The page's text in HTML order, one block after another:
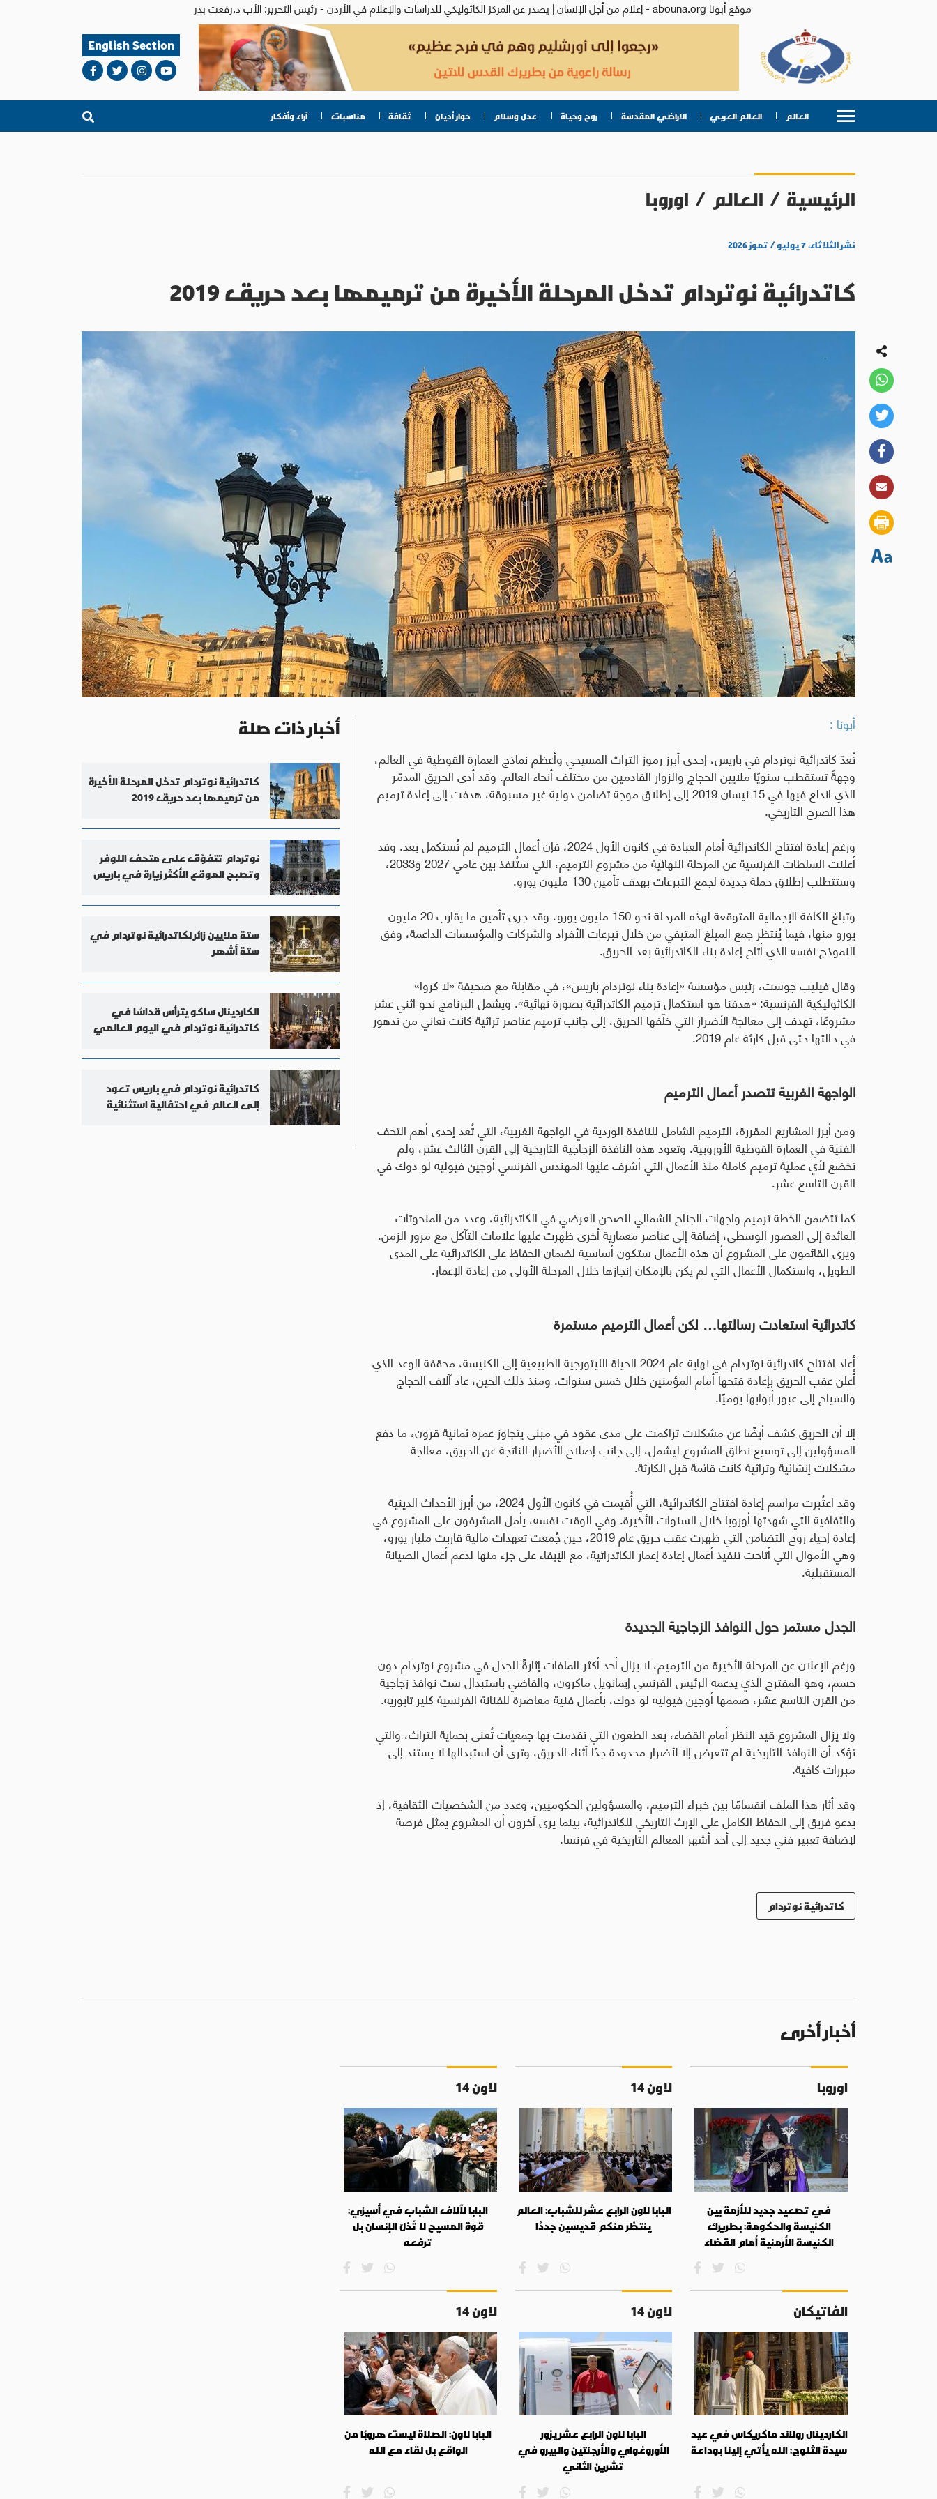
موقع أبونا abouna.org - إعلام من أجل الإنسان | يصدر عن المركز الكاثوليكي للدراسات والإعلام في الأردن - رئيس التحرير: الأب د.رفعت بدر
English Section
العالم العالم العربي الاراضي المقدسة روح وحياة عدل وسلام حوار أديان ثقافة مناسبات آراء وأفكار
الرئيسية / العالم / اوروبا
نشر الثلاثاء، ٧ يوليو / تموز ٢٠٢٦
كاتدرائية نوتردام تدخل المرحلة الأخيرة من ترميمها بعد حريق 2019
أبونا :
تُعدّ كاتدرائية نوتردام في باريس، إحدى أبرز رموز التراث المسيحي وأعظم نماذج العمارة القوطية في العالم،
وجهةً تستقطب سنويًا ملايين الحجاج والزوار القادمين من مختلف أنحاء العالم. وقد أدى الحريق المدمّر
الذي اندلع فيها في 15 نيسان 2019 إلى إطلاق موجة تضامن دولية غير مسبوقة، هدفت إلى إعادة ترميم
هذا الصرح التاريخي.
ورغم إعادة افتتاح الكاتدرائية أمام العبادة في كانون الأول 2024، فإن أعمال الترميم لم تُستكمل بعد. وقد
أعلنت السلطات الفرنسية عن المرحلة النهائية من مشروع الترميم، التي ستُنفذ بين عامي 2027 و2033،
وستتطلب إطلاق حملة جديدة لجمع التبرعات بهدف تأمين 130 مليون يورو
.
وتبلغ الكلفة الإجمالية المتوقعة لهذه المرحلة نحو 150 مليون يورو، وقد جرى تأمين ما يقارب 20 مليون
يورو منها، فيما يُنتظر جمع المبلغ المتبقي من خلال تبرعات الأفراد والشركات والمؤسسات الداعمة، وفق
النموذج نفسه الذي أتاح إعادة بناء الكاتدرائية بعد الحريق.
وقال فيليب جوست، رئيس مؤسسة «إعادة بناء نوتردام باريس»، في مقابلة مع صحيفة «لا كروا»
الكاثوليكية الفرنسية: «هدفنا هو استكمال ترميم الكاتدرائية بصورة نهائية». ويشمل البرنامج نحو اثني عشر
مشروعًا، تهدف إلى معالجة الأضرار التي خلّفها الحريق، إلى جانب ترميم عناصر تراثية كانت تعاني من تدهور
في حالتها حتى قبل كارثة عام 2019 .
الواجهة الغربية تتصدر أعمال الترميم
ومن أبرز المشاريع المقررة، الترميم الشامل للنافذة الوردية في الواجهة الغربية، التي تُعد إحدى أهم التحف
الفنية في العمارة القوطية الأوروبية. وتعود هذه النافذة الزجاجية التاريخية إلى القرن الثالث عشر، ولم
تخضع لأي عملية ترميم كاملة منذ الأعمال التي أشرف عليها المهندس الفرنسي أوجين فيوليه لو دوك في
القرن التاسع عشر.
كما تتضمن الخطة ترميم واجهات الجناح الشمالي للصحن العرضي في الكاتدرائية، وعدد من المنحوتات
العائدة إلى العصور الوسطى، إضافة إلى عناصر معمارية أخرى ظهرت عليها علامات التآكل مع مرور الزمن.
ويرى القائمون على المشروع أن هذه الأعمال ستكون أساسية لضمان الحفاظ على الكاتدرائية على المدى
الطويل، واستكمال الأعمال التي لم يكن بالإمكان إنجازها خلال المرحلة الأولى من إعادة الإعمار.
كاتدرائية استعادت رسالتها… لكن أعمال الترميم مستمرة
أعاد افتتاح كاتدرائية نوتردام في نهاية عام 2024 الحياة الليتورجية الطبيعية إلى الكنيسة، محققة الوعد الذي
أُعلن عقب الحريق بإعادة فتحها أمام المؤمنين خلال خمس سنوات. ومنذ ذلك الحين، عاد آلاف الحجاج
والسياح إلى عبور أبوابها يوميًا.
إلا أن الحريق كشف أيضًا عن مشكلات تراكمت على مدى عقود في مبنى يتجاوز عمره ثمانية قرون، ما دفع
المسؤولين إلى توسيع نطاق المشروع ليشمل، إلى جانب إصلاح الأضرار الناتجة عن الحريق، معالجة
مشكلات إنشائية وتراثية كانت قائمة قبل الكارثة.
وقد اعتُبرت مراسم إعادة افتتاح الكاتدرائية، التي أُقيمت في كانون الأول 2024، من أبرز الأحداث الدينية
والثقافية التي شهدتها أوروبا خلال السنوات الأخيرة. وفي الوقت نفسه، يأمل المشرفون على المشروع في
إعادة إحياء روح التضامن التي ظهرت عقب حريق عام 2019، حين جُمعت تعهدات مالية قاربت مليار يورو،
وهي الأموال التي أتاحت تنفيذ أعمال إعادة إعمار الكاتدرائية، مع الإبقاء على جزء منها لدعم أعمال الصيانة
المستقبلية.
الجدل مستمر حول النوافذ الزجاجية الجديدة
ورغم الإعلان عن المرحلة الأخيرة من الترميم، لا يزال أحد أكثر الملفات إثارةً للجدل في مشروع نوتردام دون
حسم، وهو المقترح الذي يدعمه الرئيس الفرنسي إيمانويل ماكرون، والقاضي باستبدال ست نوافذ زجاجية
من القرن التاسع عشر، صممها أوجين فيوليه لو دوك، بأعمال فنية معاصرة للفنانة الفرنسية كلير تابوريه.
ولا يزال المشروع قيد النظر أمام القضاء، بعد الطعون التي تقدمت بها جمعيات تُعنى بحماية التراث، والتي
تؤكد أن النوافذ التاريخية لم تتعرض إلا لأضرار محدودة جدًا أثناء الحريق، وترى أن استبدالها لا يستند إلى
مبررات كافية.
وقد أثار هذا الملف انقسامًا بين خبراء الترميم، والمسؤولين الحكوميين، وعدد من الشخصيات الثقافية، إذ
يدعو فريق إلى الحفاظ الكامل على الإرث التاريخي للكاتدرائية، بينما يرى آخرون أن المشروع يمثل فرصة
لإضافة تعبير فني جديد إلى أحد أشهر المعالم التاريخية في فرنسا.
كاتدرائية نوتردام
أخبار ذات صلة
كاتدرائية نوتردام تدخل المرحلة الأخيرة
من ترميمها بعد حريق 2019
نوتردام تتفوّق على متحف اللوفر
وتصبح الموقع الأكثر زيارة في باريس
ستة ملايين زائر لكاتدرائية نوتردام في
ستة أشهر
الكاردينال ساكو يترأس قداسًا في
كاتدرائية نوتردام في اليوم العالمي
لمسيحيي الشرق
كاتدرائية نوتردام في باريس تعود
إلى العالم في احتفالية استثنائية
أخبار أخرى
اوروبا
في تصعيد جديد للأزمة بين
الكنيسة والحكومة: بطريرك
الكنيسة الأرمنية أمام القضاء
لاون 14
البابا لاون الرابع عشر للشباب: العالم
ينتظر منكم قديسين جددًا
لاون 14
البابا لآلاف الشباب في أسيزي:
قوة المسيح لا تُذلّ الإنسان بل
ترفعه
الفاتيكان
الكاردينال رولاند ماكريكاس في عيد
سيدة الثلوج: الله يأتي إلينا بوداعة
لاون 14
البابا لاون الرابع عشر يزور
الأوروغواي والأرجنتين والبيرو في
تشرين الثاني
لاون 14
البابا لاون: الصلاة ليست هروبًا من
الواقع بل لقاء مع الله